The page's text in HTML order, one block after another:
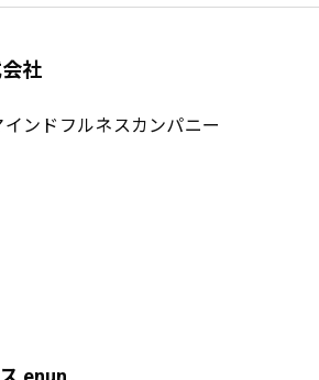
社
ンドフルネスカンパニー